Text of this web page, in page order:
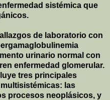
sistémica que
de laboratorio con
urinario normal con
enfermedad glomerular.
tres principales
las
procesos neoplásicos, y